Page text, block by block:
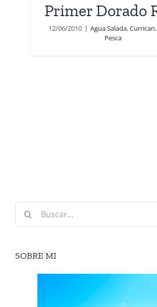
Primer Dorado
12/06/2010 | Agua Salada,Currican,
Pesca
Buscar:
SOBRE MI